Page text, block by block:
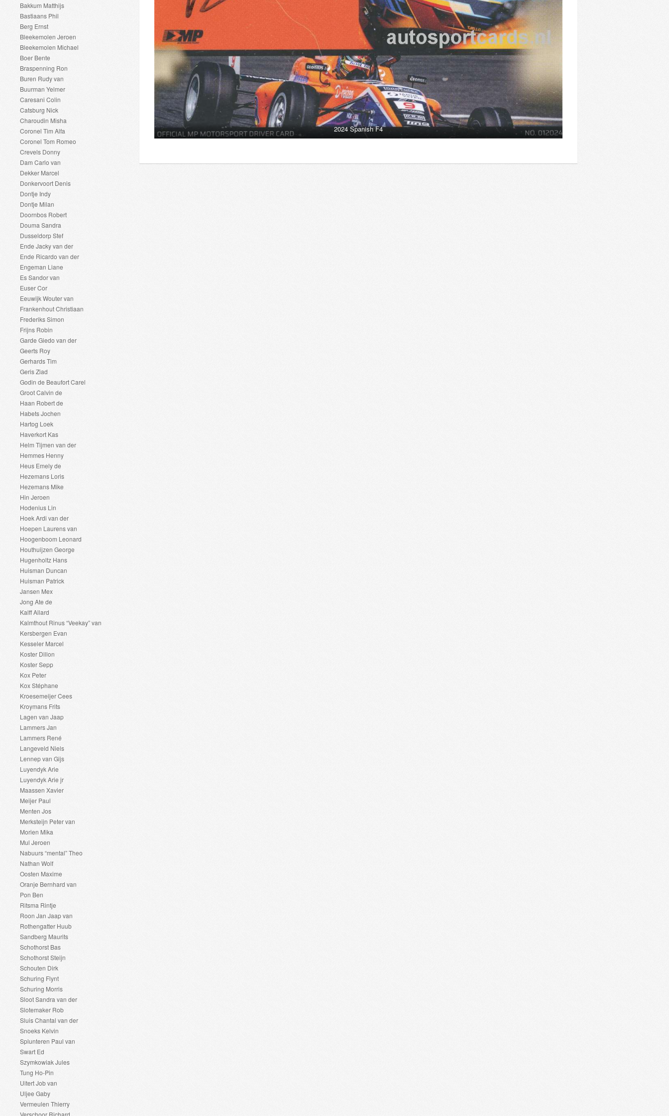
Bakkum Matthijs
Bastiaans Phil
Berg Ernst
Bleekemolen Jeroen
Bleekemolen Michael
Boer Bente
Braspenning Ron
Buren Rudy van
Buurman Yelmer
Caresani Colin
Catsburg Nick
Charoudin Misha
Coronel Tim Alfa
Coronel Tom Romeo
Crevels Donny
Dam Carlo van
Dekker Marcel
Donkervoort Denis
Dontje Indy
Dontje Milan
Doornbos Robert
Douma Sandra
Dusseldorp Stef
Ende Jacky van der
Ende Ricardo van der
Engeman Liane
Es Sandor van
Euser Cor
Eeuwijk Wouter van
Frankenhout Christiaan
Frederiks Simon
Frijns Robin
Garde Giedo van der
Geerts Roy
Gerhards Tim
Geris Ziad
Godin de Beaufort Carel
Groot Calvin de
Haan Robert de
Habets Jochen
Hartog Loek
Haverkort Kas
Helm Tijmen van der
Hemmes Henny
Heus Emely de
Hezemans Loris
Hezemans Mike
Hin Jeroen
Hodenius Lin
Hoek Ardi van der
Hoepen Laurens van
Hoogenboom Leonard
Houthuijzen George
Hugenholtz Hans
Huisman Duncan
Huisman Patrick
Jansen Mex
Jong Ate de
Kalff Allard
Kalmthout Rinus “Veekay” van
Kersbergen Evan
Kesseler Marcel
Koster Dillon
Koster Sepp
Kox Peter
Kox Stéphane
Kroesemeijer Cees
Kroymans Frits
Lagen van Jaap
Lammers Jan
Lammers René
Langeveld Niels
Lennep van Gijs
Luyendyk Arie
Luyendyk Arie jr
Maassen Xavier
Meijer Paul
Menten Jos
Merksteijn Peter van
Morien Mika
Mul Jeroen
Nabuurs “mental” Theo
Nathan Wolf
Oosten Maxime
Oranje Bernhard van
Pon Ben
Ritsma Rintje
Roon Jan Jaap van
Rothengatter Huub
Sandberg Maurits
Schothorst Bas
Schothorst Steijn
Schouten Dirk
Schuring Flynt
Schuring Morris
Sloot Sandra van der
Slotemaker Rob
Sluis Chantal van der
Snoeks Kelvin
Splunteren Paul van
Swart Ed
Szymkowiak Jules
Tung Ho-Pin
Uitert Job van
Uljee Gaby
Vermeulen Thierry
Verschoor Richard
2024 Spanish F4